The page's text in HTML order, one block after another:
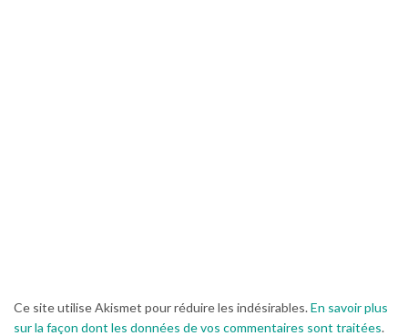
Ce site utilise Akismet pour réduire les indésirables.En savoir plus
sur la façon dont les données de vos commentaires sont traitées.